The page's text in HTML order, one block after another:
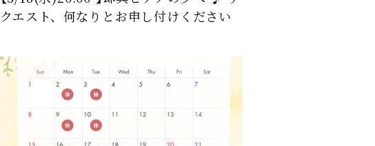
クエスト、何なりとお申し付けください